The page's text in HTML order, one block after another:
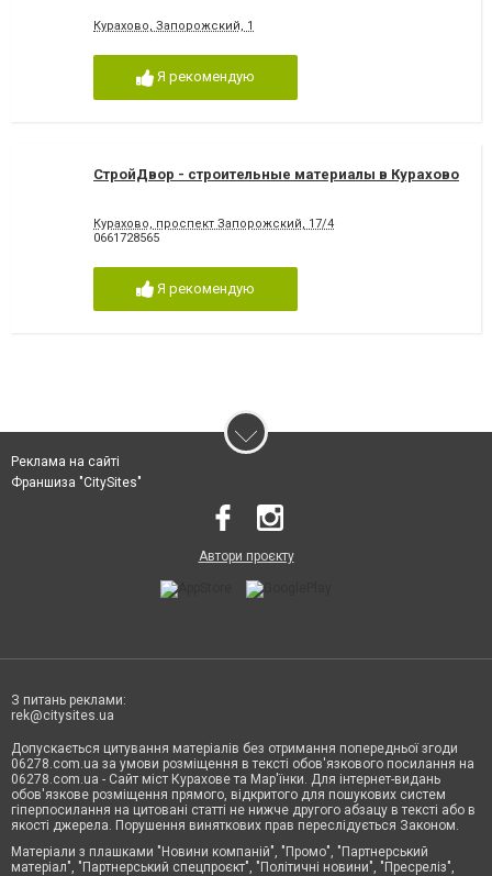
Курахово, Запорожский, 1
Я рекомендую
СтройДвор - строительные материалы в Курахово
Курахово, проспект Запорожский, 17/4
0661728565
Я рекомендую
Реклама на сайті
Франшиза "CitySites"
Автори проєкту
З питань реклами:
rek@citysites.ua
Допускається цитування матеріалів без отримання попередньої згоди
06278.com.ua за умови розміщення в тексті обов'язкового посилання на
06278.com.ua - Сайт міст Курахове та Мар'їнки. Для інтернет-видань
обов'язкове розміщення прямого, відкритого для пошукових систем
гіперпосилання на цитовані статті не нижче другого абзацу в тексті або в
якості джерела. Порушення виняткових прав переслідується Законом.
Матеріали з плашками "Новини компаній", "Промо", "Партнерський
матеріал", "Партнерський спецпроєкт", "Політичні новини", "Пресреліз",